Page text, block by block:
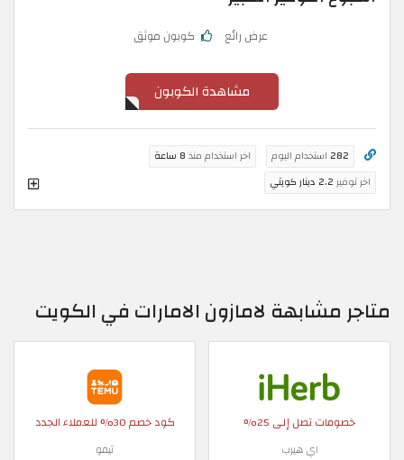
عرض رائع كوبون موثق
مشاهدة الكوبون
282 استخدام اليوم اخر استخدام منذ 8 ساعة
اخر توفير 2.2 دينار كويتي
متاجر مشابهة لامازون الامارات في الكويت
خصومات تصل إلى 25%
اي هيرب
كود خصم 30% للعملاء الجدد
تيمو